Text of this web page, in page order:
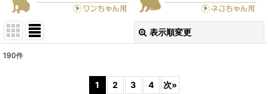
表示順変更
190件
1 2 3 4 次»